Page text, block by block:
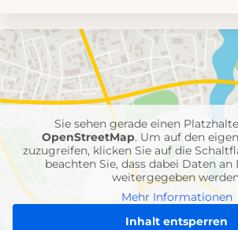
Umgebungskarte
mit
Feuerwehr-
Einheiten
Sie sehen gerade einen
OpenStreetMap. Um auf den
zuzugreifen, klicken Sie auf die
beachten Sie, dass dabei Daten
weitergegeben
Mehr Informationen
Inhalt entsperren